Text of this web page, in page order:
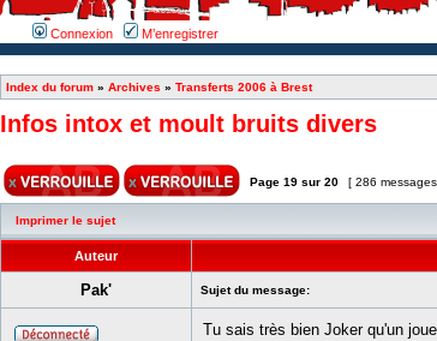
Connexion M’enregistrer
Index du forum » Archives » Transferts 2006 à Brest
Infos intox et moult bruits divers
Page 19 sur 20 [ 286
Imprimer le sujet
Auteur
Pak' Sujet du message:
Tu sais très bien Joker qu'un